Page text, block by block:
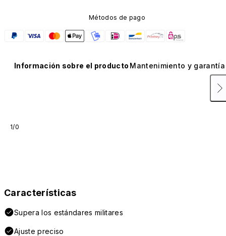
Métodos de pago
Información sobre el producto Mantenimiento y garantía
1/0
Características
Supera los estándares militares
Ajuste preciso